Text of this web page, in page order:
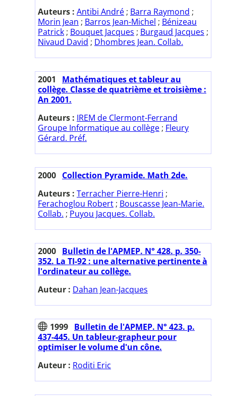
Auteurs : Antibi André ; Barra Raymond ;
Morin Jean ; Barros Jean-Michel ; Bénizeau
Patrick ; Bouquet Jacques ; Burgaud Jacques ;
Nivaud David ; Dhombres Jean. Collab.
2001
Mathématiques et tableur au
collège. Classe de quatrième et troisième :
An 2001.
Auteurs : IREM de Clermont-Ferrand
Groupe Informatique au collège ; Fleury
Gérard. Préf.
2000 Collection Pyramide. Math 2de.
Auteurs : Terracher Pierre-Henri ;
Ferachoglou Robert ; Bouscasse Jean-Marie.
Collab. ; Puyou Jacques. Collab.
2000 Bulletin de l'APMEP. N° 428. p. 350-
352. La TI-92 : une alternative pertinente à
l'ordinateur au collège.
Auteur : Dahan Jean-Jacques
1999 Bulletin de l'APMEP. N° 423. p.
437-445. Un tableur-grapheur pour
optimiser le volume d'un cône.
Auteur : Roditi Eric